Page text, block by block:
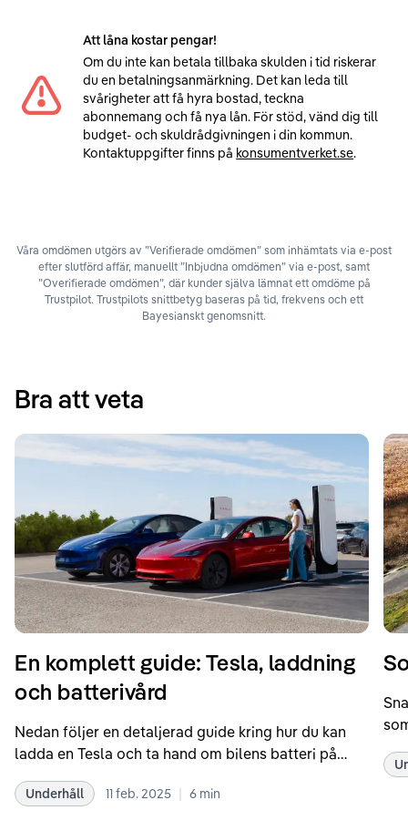
Att låna kostar pengar!
Om du inte kan betala tillbaka skulden i tid riskerar
du en betalningsanmärkning. Det kan leda till
svårigheter att få hyra bostad, teckna
abonnemang och få nya lån. För stöd, vänd dig till
budget- och skuldrådgivningen i din kommun.
Kontaktuppgifter finns på konsumentverket.se.
Våra omdömen utgörs av ”Verifierade omdömen” som inhämtats via e-post
efter slutförd affär, manuellt ”Inbjudna omdömen” via e-post, samt
”Overifierade omdömen”, där kunder själva lämnat ett omdöme på
Trustpilot. Trustpilots snittbetyg baseras på tid, frekvens och ett
Bayesianskt genomsnitt.
Bra att veta
En komplett guide: Tesla, laddning
och batterivård
Nedan följer en detaljerad guide kring hur du kan
ladda en Tesla och ta hand om bilens batteri på
rekommendationer samt våra egna erfarenheter
Underhåll 11 feb. 2025 | 6 min